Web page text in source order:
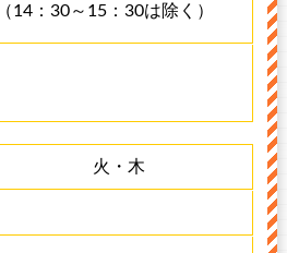
（14：30～15：30は除く）
火・木